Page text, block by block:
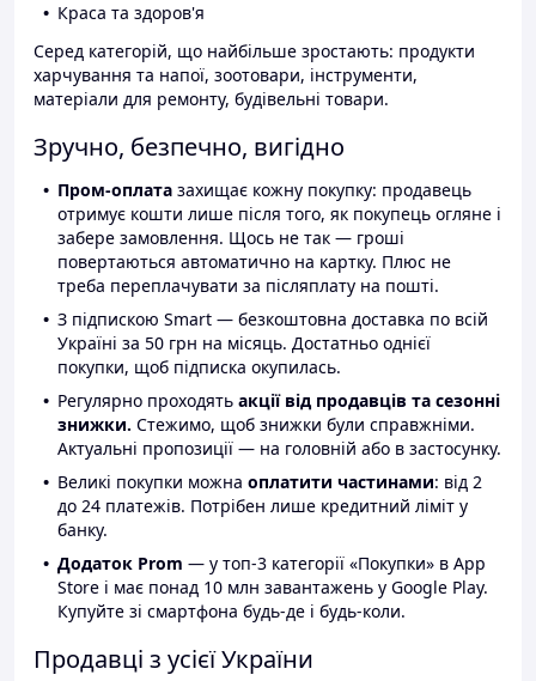
Краса та здоров'я
Серед категорій, що найбільше зростають: продукти
харчування та напої, зоотовари, інструменти,
матеріали для ремонту, будівельні товари.
Зручно, безпечно, вигідно
Пром-оплата захищає кожну покупку: продавець
отримує кошти лише після того, як покупець огляне і
забере замовлення. Щось не так — гроші
повертаються автоматично на картку. Плюс не
треба переплачувати за післяплату на пошті.
З підпискою Smart — безкоштовна доставка по всій
Україні за 50 грн на місяць. Достатньо однієї
покупки, щоб підписка окупилась.
Регулярно проходять акції від продавців та сезонні
знижки. Стежимо, щоб знижки були справжніми.
Актуальні пропозиції — на головній або в застосунку.
Великі покупки можна оплатити частинами: від 2
до 24 платежів. Потрібен лише кредитний ліміт у
банку.
Додаток Prom — у топ-3 категорії «Покупки» в App
Store і має понад 10 млн завантажень у Google Play.
Купуйте зі смартфона будь-де і будь-коли.
Продавці з усієї України